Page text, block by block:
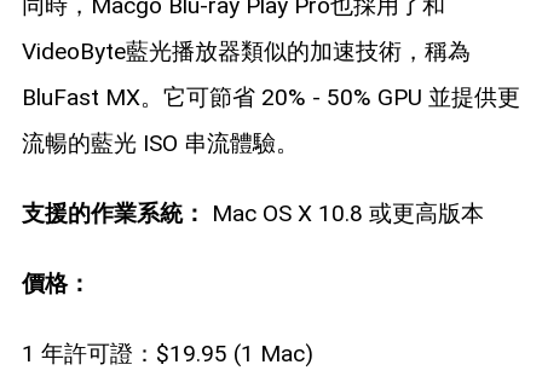
VideoByte藍光播放器類似的加速技術，稱為
BluFast MX。它可節省 20% - 50% GPU 並提供更
流暢的藍光 ISO 串流體驗。
支援的作業系統： Mac OS X 10.8 或更高版本
價格：
1 年許可證：$19.95 (1 Mac)